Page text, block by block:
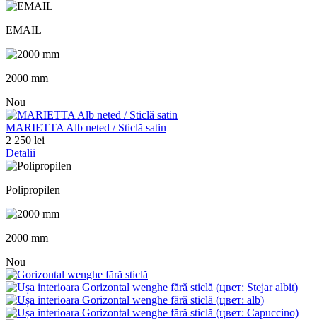
EMAIL
2000 mm
Nou
MARIETTA Alb neted / Sticlă satin
2 250 lei
Detalii
Polipropilen
2000 mm
Nou